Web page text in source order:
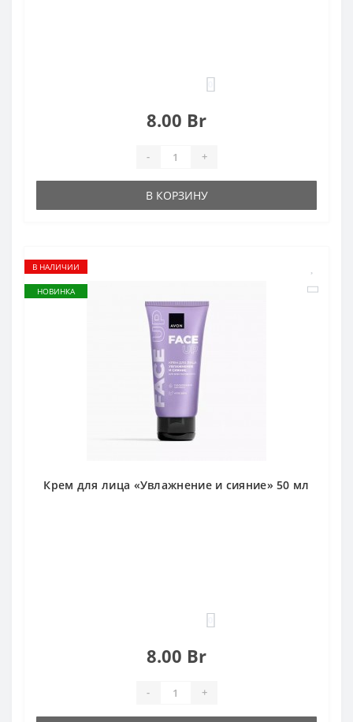
8.00 Br
- +
В КОРЗИНУ
В НАЛИЧИИ
НОВИНКА
Крем для лица «Увлажнение и сияние» 50 мл
8.00 Br
- +